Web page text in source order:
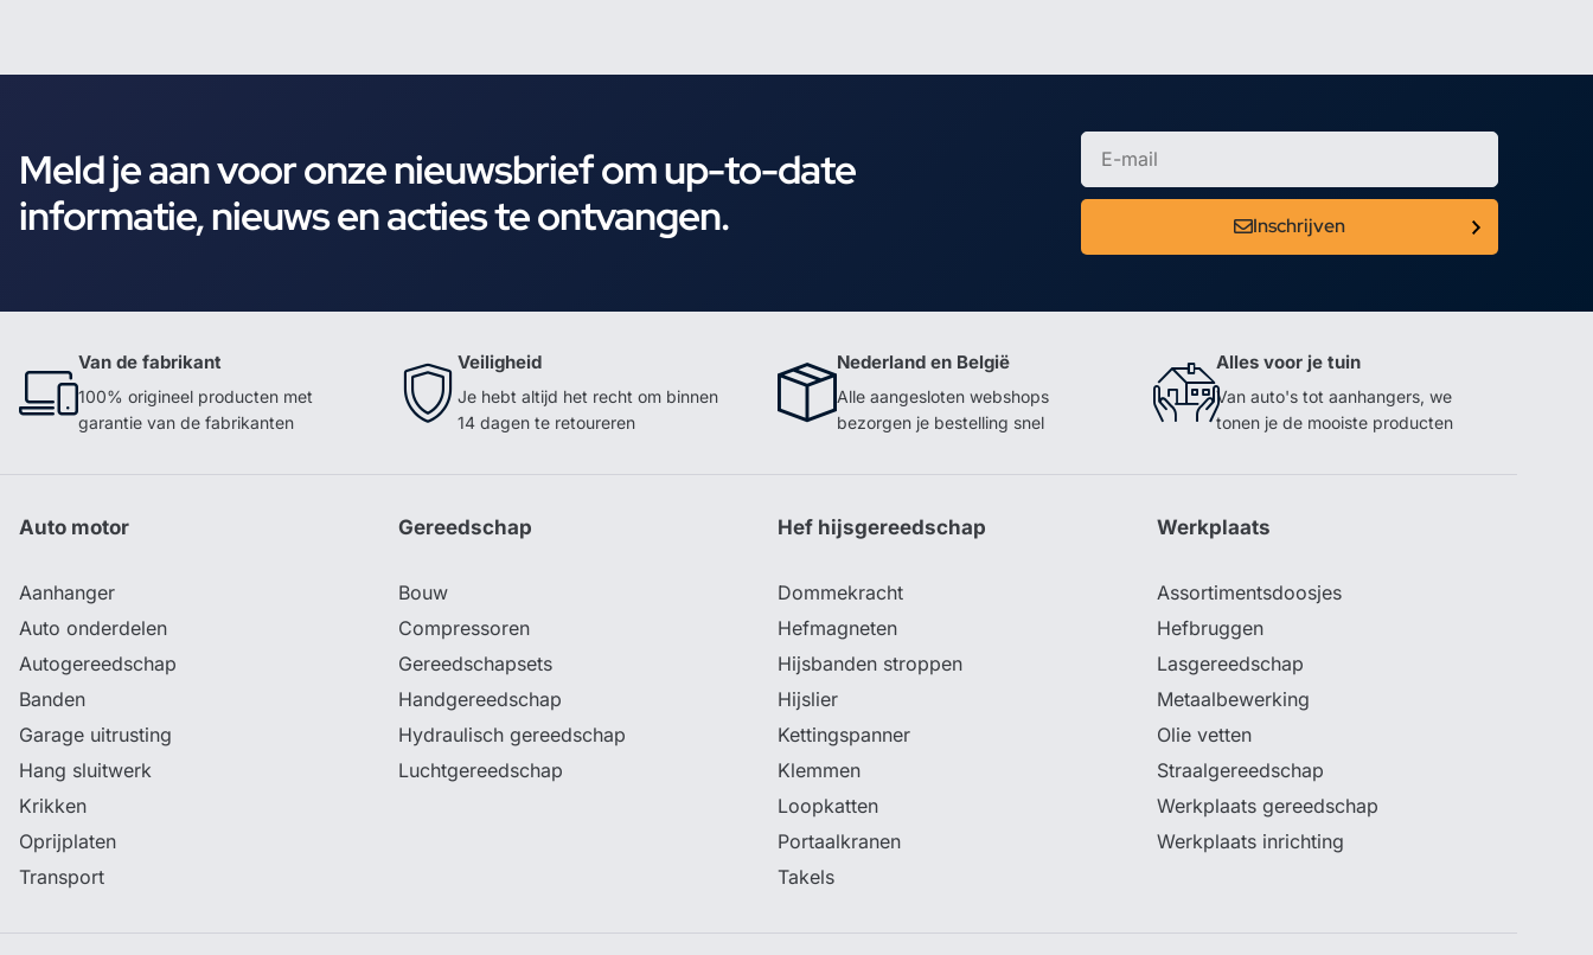
Meld je aan voor onze nieuwsbrief om up-to-date
informatie, nieuws en acties te ontvangen.
Inschrijven
Van de fabrikant
100% origineel producten met
garantie van de fabrikanten
Veiligheid
Je hebt altijd het recht om binnen
14 dagen te retoureren
Nederland en België
Alle aangesloten webshops
bezorgen je bestelling snel
Alles voor je tuin
Van auto's tot aanhangers, we
tonen je de mooiste producten
Auto motor
Aanhanger
Auto onderdelen
Autogereedschap
Banden
Garage uitrusting
Hang sluitwerk
Krikken
Oprijplaten
Transport
Gereedschap
Bouw
Compressoren
Gereedschapsets
Handgereedschap
Hydraulisch gereedschap
Luchtgereedschap
Hef hijsgereedschap
Dommekracht
Hefmagneten
Hijsbanden stroppen
Hijslier
Kettingspanner
Klemmen
Loopkatten
Portaalkranen
Takels
Werkplaats
Assortimentsdoosjes
Hefbruggen
Lasgereedschap
Metaalbewerking
Olie vetten
Straalgereedschap
Werkplaats gereedschap
Werkplaats inrichting